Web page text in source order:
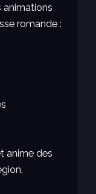
animations
romande :
anime des